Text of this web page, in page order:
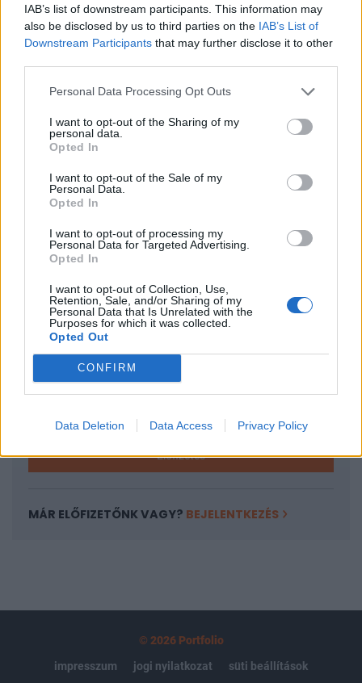
IAB’s list of downstream participants. This information may
also be disclosed by us to third parties on the IAB’s List of
Downstream Participants that may further disclose it to other
Personal Data Processing Opt Outs
I want to opt-out of the Sharing of my
personal data.
Opted In
I want to opt-out of the Sale of my
Personal Data.
Opted In
I want to opt-out of processing my
Personal Data for Targeted Advertising.
Opted In
I want to opt-out of Collection, Use,
Retention, Sale, and/or Sharing of my
Personal Data that Is Unrelated with the
Purposes for which it was collected.
Opted Out
CONFIRM
Data Deletion Data Access Privacy Policy
ugyanilyen jó lenne egy gyors rohammal
csatlakozni? 2009.02.23 13:55 Az egész
euróövezetet megszédíti a mi válságunk?
A nagyon gyors (ebből következően könnyített)
nyilvánvaló előnnyel kecsegtet ebben válságos
időszakban. Nézzük a legnyilvánvalóbbakat! 1. A forinttal
lakosság és a vállalatok nem remegnének az emelkedő
hiteltörlesztéstől, a valutaválságtól, az exportőrök nem...
KEDVES OLVASÓNK!
A keresett cikk a portfolio.hu hírarchívumához
tartozik, melynek olvasása előfizetéses
regisztrációhoz kötött.
Az előfizetés a következőket tartalmazza:
Portfolio.hu teljes cikkarchívum
Kötéslisták: BÉT elmúlt 2 év napon belüli
Előfizetés
MÁR ELŐFIZETŐNK VAGY? BEJELENTKEZÉS
© 2026 Portfolio
impresszum
jogi nyilatkozat süti beállítások